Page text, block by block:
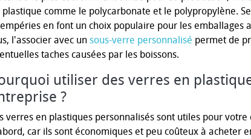
plastique comme le polycarbonate et le polypropylène.
en font un choix populaire pour les emballages
l'associer avec un sous-verre personnalisé permet de
taches causées par les boissons.
utiliser des verres en
?
verres en plastiques personnalisés sont utiles pour
car ils sont économiques et peu coûteux à acheter